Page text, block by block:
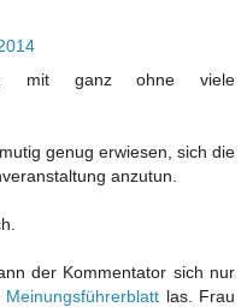
mit ganz ohne viele
genug erwiesen, sich die
anzutun.
der Kommentator sich nur
Meinungsführerblatt las. Frau